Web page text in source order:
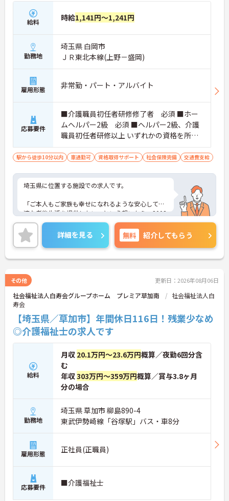
給料 時給1,141円～1,241円
勤務地
埼玉県 白岡市
ＪＲ東北本線(上野－盛岡)
雇用形態 非常勤・パート・アルバイト
応募要件
■介護職員初任者研修修了者 必須 ■ホー
ムヘルパー2級 必須 ■ヘルパー2級、介護
職員初任者研修以上 いずれかの資格を所持
で可
駅から徒歩10分以内 車通勤可 資格取得サポート 社会保険完備 交通費支給
埼玉県に位置する施設での求人です。
「ご本人もご家族も幸せになれるような安心して快
適な老後生活を提供したい」という想いから、2002
年10月に設立
住宅型有料老人ホームやデイサービス、ショートス
テイ、グループホームなど、幅広い介護・福祉サー
ビスを提供しています。
顔』という3つの運営理念を大事にしながら、一人
ひとりが安心して快適な生活を送っていただけるよ
う、サポート！
当社では利用者様の笑顔はもちろん、スタッフも笑
顔になれるような環境作りを心掛けています。
心にゆとりをもってスタッフが接することが利用者
様の安心に繋がると考えています。
各種研修制度あり◎スタッフが丁寧にご指導してく
れますので、初めての方でも安心してご就業してい
ただけます。
ル・レーヴ新白岡でパートとして利用者様のサポー
トを行いませんか？スタッフ共々、あなたにお会い
できることを楽しみにしています。
詳細を見る 無料 紹介してもらう
その他 更新日：2026年08月06日
社会福祉法人白寿会グループホーム プレミア草加南
社会福祉法人白
寿会
【埼玉県／草加市】年間休日116日！残業少なめ
◎介護福祉士の求人です
給料
月収 20.1万円～23.6万円概算／夜勤6回分含
む
年収303万円～359万円概算／賞与3.8ヶ月
分の場合
勤務地
埼玉県 草加市 柳島890-4
東武伊勢崎線「谷塚駅」バス・車8分
雇用形態 正社員(正職員)
応募要件 ■介護福祉士